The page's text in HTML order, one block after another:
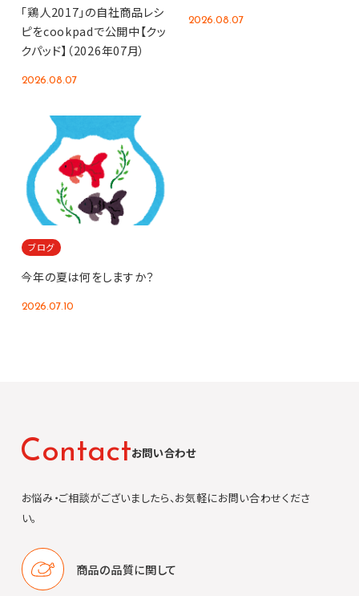
「鶏人2017」の自社商品レシ
ピをcookpadで公開中【クッ
クパッド】（2026年07月）
2026.08.07
2026.08.07
ブログ
今年の夏は何をしますか？
2026.07.10
Contactお問い合わせ
お悩み・ご相談がございましたら、お気軽にお問い合わせくださ
い。
商品の品質に関して